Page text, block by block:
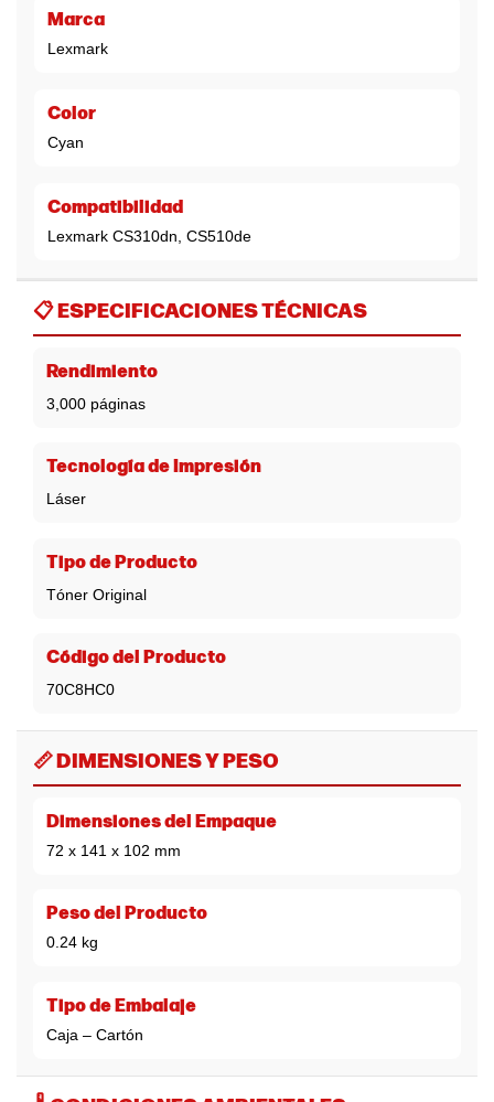
Marca
Lexmark
Color
Cyan
Compatibilidad
Lexmark CS310dn, CS510de
📋 ESPECIFICACIONES TÉCNICAS
Rendimiento
3,000 páginas
Tecnología de Impresión
Láser
Tipo de Producto
Tóner Original
Código del Producto
70C8HC0
📏 DIMENSIONES Y PESO
Dimensiones del Empaque
72 x 141 x 102 mm
Peso del Producto
0.24 kg
Tipo de Embalaje
Caja – Cartón